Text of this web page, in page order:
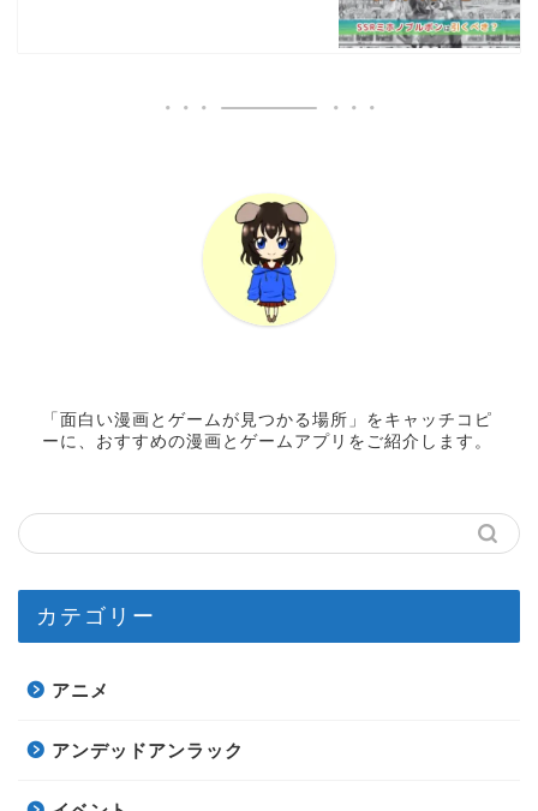
「面白い漫画とゲームが見つかる場所」をキャッチコピ
ーに、おすすめの漫画とゲームアプリをご紹介します。
カテゴリー
アニメ
アンデッドアンラック